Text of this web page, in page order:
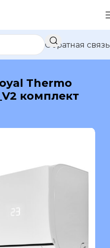
Обратная связь
Thermo
комплект